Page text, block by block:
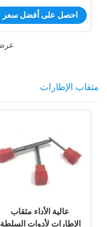
فارغة مع ثقوب المبرد
المركزي
احصل على أفضل سعر
مثقاب الإطارات
عالية الأداء مثقاب
الإطارات لأدوات السلطة